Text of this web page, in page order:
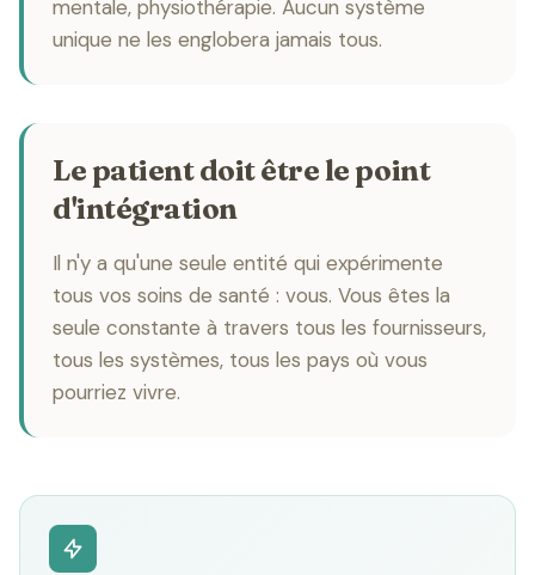
mentale, physiothérapie. Aucun système
unique ne les englobera jamais tous.
Le patient doit être le point
d'intégration
Il n'y a qu'une seule entité qui expérimente
tous vos soins de santé : vous. Vous êtes la
seule constante à travers tous les fournisseurs,
tous les systèmes, tous les pays où vous
pourriez vivre.